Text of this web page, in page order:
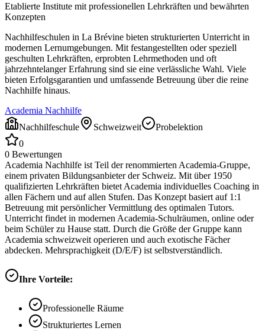
Etablierte Institute mit professionellen Lehrkräften und bewährten
Konzepten
Nachhilfeschulen in La Brévine bieten strukturierten Unterricht in
modernen Lernumgebungen. Mit festangestellten oder speziell
geschulten Lehrkräften, erprobten Lehrmethoden und oft
jahrzehntelanger Erfahrung sind sie eine verlässliche Wahl. Viele
bieten Erfolgsgarantien und umfassende Betreuung über die reine
Nachhilfe hinaus.
Academia Nachhilfe
Nachhilfeschule
Schweizweit
Probelektion
0
0 Bewertungen
Academia Nachhilfe ist Teil der renommierten Academia-Gruppe,
einem privaten Bildungsanbieter der Schweiz. Mit über 1950
qualifizierten Lehrkräften bietet Academia individuelles Coaching in
allen Fächern und auf allen Stufen. Das Konzept basiert auf 1:1
Betreuung mit persönlicher Vermittlung des optimalen Tutors.
Unterricht findet in modernen Academia-Schulräumen, online oder
beim Schüler zu Hause statt. Durch die Größe der Gruppe kann
Academia schweizweit operieren und auch exotische Fächer
abdecken. Mehrsprachigkeit (D/E/F) ist selbstverständlich.
Ihre Vorteile:
Professionelle Räume
Strukturiertes Lernen